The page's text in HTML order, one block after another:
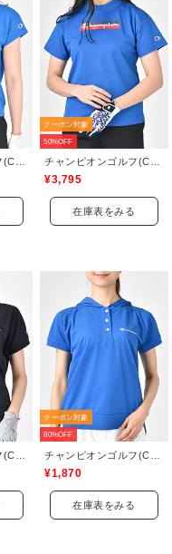
クーポン対象
50%OFF
¥3,795
在庫表をみる
クーポン対象
80%OFF
¥1,870
在庫表をみる